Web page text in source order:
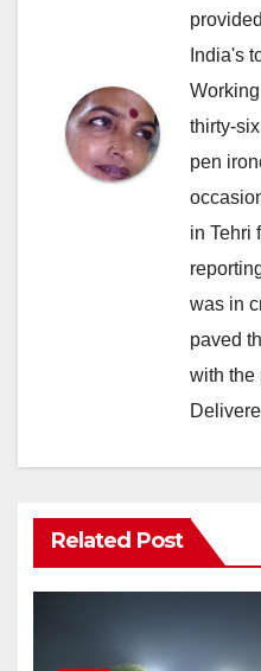
India's
thirty-
pen
in Tehri
was in
paved
with the
Related Post